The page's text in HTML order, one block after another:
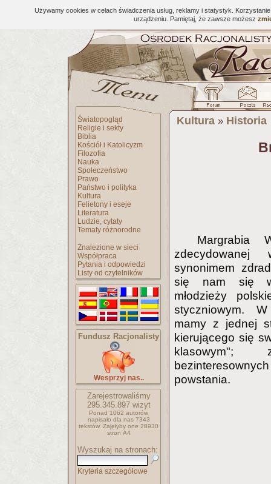
Używamy cookies w celach świadczenia usług, reklamy i statystyk.
urządzeniu. Pamiętaj, że zawsze możesz
Światopogląd
Religie i sekty
Biblia
Kościół i Katolicyzm
Filozofia
Nauka
Społeczeństwo
Prawo
Państwo i polityka
Kultura
Felietony i eseje
Literatura
Ludzie, cytaty
Tematy różnorodne
Znalezione w sieci
Współpraca
Pytania i odpowiedzi
Listy od czytelników
Fundusz Racjonalisty
Wesprzyj nas..
Zarejestrowaliśmy
295.345.897wizyt
Ponad 1062 autorów
napisało dla nas 7343
tekstów. Zajęłyby one 28930
stron A4
Wyszukaj na stronach:
Kryteria szczegółowe
Kultura » Historia
Margrabia
zdecydowanej
synonimem
się nam się
młodzieży
styczniowym.
mamy z jednej
kierującego się
powstania.